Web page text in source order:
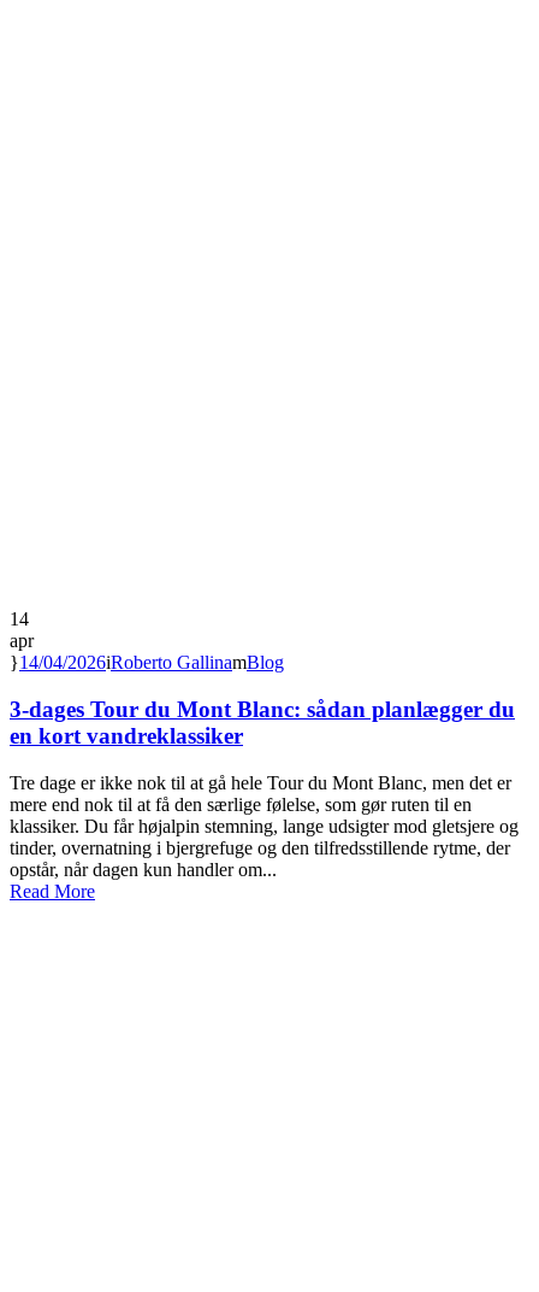
14
apr
14/04/2026 Roberto Gallina Blog
3-dages Tour du Mont Blanc: sådan planlægger du
en kort vandreklassiker
Tre dage er ikke nok til at gå hele Tour du Mont Blanc, men det er
mere end nok til at få den særlige følelse, som gør ruten til en
klassiker. Du får højalpin stemning, lange udsigter mod gletsjere og
tinder, overnatning i bjergrefuge og den tilfredsstillende rytme, der
opstår, når dagen kun handler om...
Read More